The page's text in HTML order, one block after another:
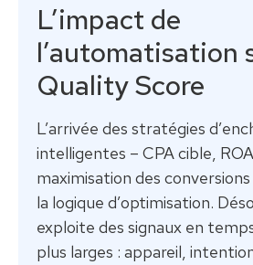
L’impact de
l’automatisation
Quality Score
L’arrivée des stratégies
intelligentes – CPA cible,
maximisation des
la logique d’optimisation.
exploite des signaux en
plus larges : appareil,